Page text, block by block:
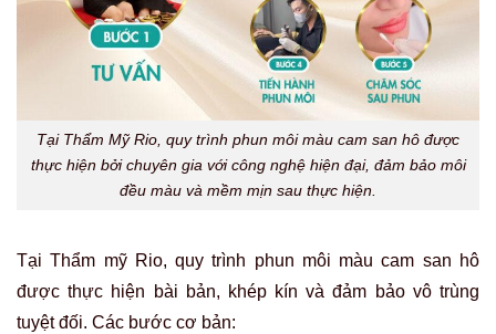
Tại Thẩm Mỹ Rio, quy trình phun môi màu cam san hô được
thực hiện bởi chuyên gia với công nghệ hiện đại, đảm bảo môi
đều màu và mềm mịn sau thực hiện.
Tại Thẩm mỹ Rio, quy trình phun môi màu cam san hô
được thực hiện bài bản, khép kín và đảm bảo vô trùng
tuyệt đối. Các bước cơ bản: